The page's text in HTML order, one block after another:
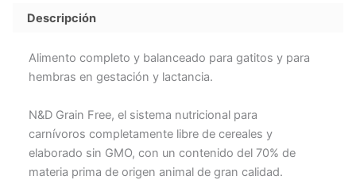
Descripción
Alimento completo y balanceado para gatitos y para
hembras en gestación y lactancia.
N&D Grain Free, el sistema nutricional para
carnívoros completamente libre de cereales y
elaborado sin GMO, con un contenido del 70% de
materia prima de origen animal de gran calidad.